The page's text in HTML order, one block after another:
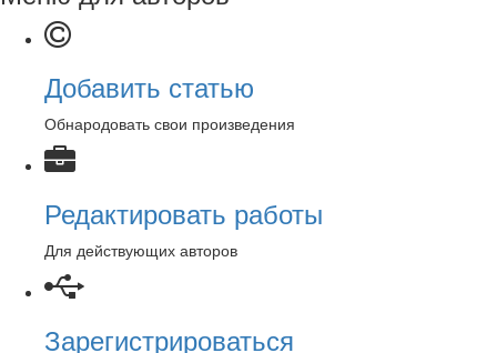
Добавить статью
Обнародовать свои произведения
Редактировать работы
Для действующих авторов
Зарегистрироваться